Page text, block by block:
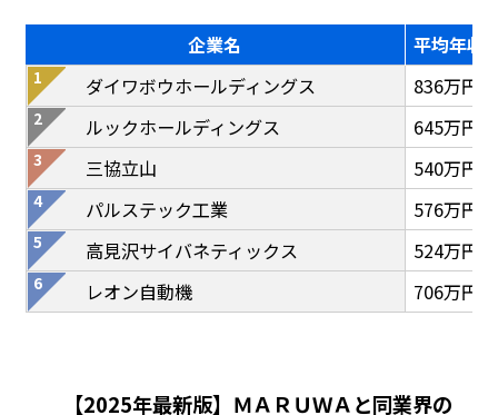
企業名
平均年収
ダイワボウホールディングス
836万円
ルックホールディングス
645万円
三協立山
540万円
パルステック工業
576万円
高見沢サイバネティックス
524万円
レオン自動機
706万円
【2025年最新版】ＭＡＲＵＷＡと同業界の